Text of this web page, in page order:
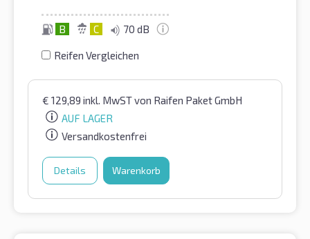
B C 70 dB
Reifen Vergleichen
€ 129,89 inkl. MwSTvon Raifen Paket GmbH
AUF LAGER
Versandkostenfrei
Details Warenkorb